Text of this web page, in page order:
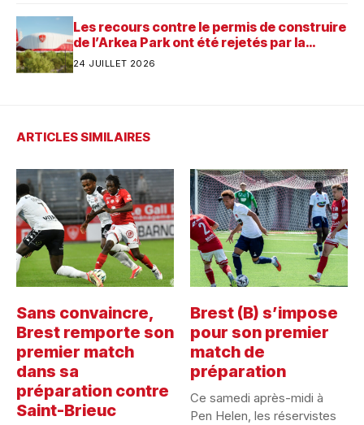
Les recours contre le permis de construire
de l’Arkea Park ont été rejetés par la
justice. Quelle est désormais la prochaine
24 JUILLET 2026
ARTICLES SIMILAIRES
Sans convaincre,
Brest remporte son
premier match
dans sa
préparation contre
Saint-Brieuc
Brest (B) s’impose
pour son premier
match de
préparation
Ce samedi après-midi à
Pen Helen, les réservistes